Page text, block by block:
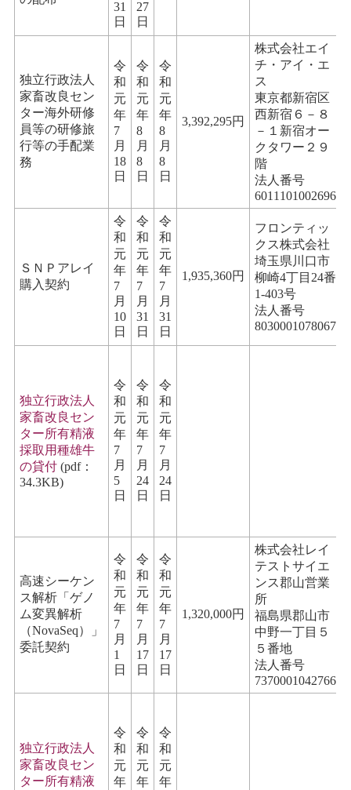
31
日
27
日
独立行政法人
家畜改良セン
ター海外研修
員等の研修旅
行等の手配業
務
令
和
元
年
7
月
18
日
令
和
元
年
8
月
8
日
令
和
元
年
8
月
8
日
3,392,295円
株式会社エイ
チ・アイ・エ
ス
東京都新宿区
西新宿６－８
－１新宿オー
クタワー２９
階
法人番号
6011101002696
ＳＮＰアレイ
購入契約
令
和
元
年
7
月
10
日
令
和
元
年
7
月
31
日
令
和
元
年
7
月
31
日
1,935,360円
フロンティッ
クス株式会社
埼玉県川口市
柳崎4丁目24番
1-403号
法人番号
8030001078067
独立行政法人
家畜改良セン
ター所有精液
採取用種雄牛
の貸付 (pdf：
34.3KB)
令
和
元
年
7
月
5
日
令
和
元
年
7
月
24
日
令
和
元
年
7
月
24
日
高速シーケン
ス解析「ゲノ
ム変異解析
（NovaSeq）」
委託契約
令
和
元
年
7
月
1
日
令
和
元
年
7
月
17
日
令
和
元
年
7
月
17
日
1,320,000円
株式会社レイ
テストサイエ
ンス郡山営業
所
福島県郡山市
中野一丁目５
５番地
法人番号
7370001042766
独立行政法人
家畜改良セン
ター所有精液
令
和
元
年
令
和
元
年
令
和
元
年